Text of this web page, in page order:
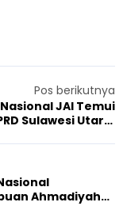
Pos berikutnya
JAI Temui
Sulawesi Utara,
Toleransi
Ahmadiyah